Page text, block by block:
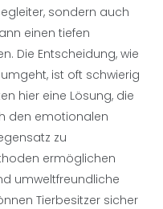
sondern auch
einen tiefen
Die Entscheidung, wie
ist oft schwierig
hier eine Lösung, die
den emotionalen
zu
ermöglichen
umweltfreundliche
Tierbesitzer sicher